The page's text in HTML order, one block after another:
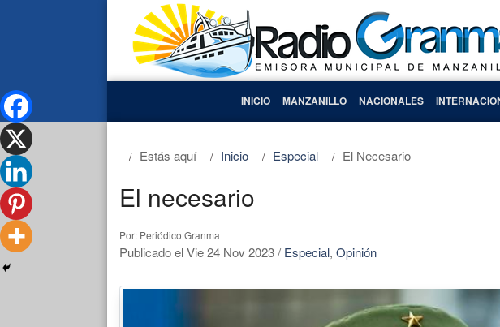
INICIO MANZANILLO NACIONALES
Estás aquí Inicio Especial El Necesario
El necesario
Por: Periódico Granma
Publicado el Vie 24 Nov 2023/ Especial, Opinión